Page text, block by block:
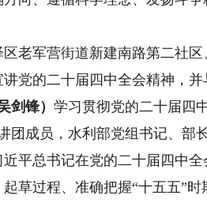
军营街道新建南路第二社区
党的二十届四中全会精神，并
剑锋）学习贯彻党的二十届四
团成员，水利部党组书记、部
总书记在党的二十届四中全
草过程、准确把握“十五五”